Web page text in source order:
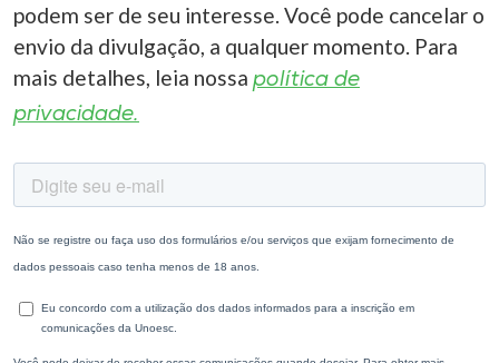
podem ser de seu interesse. Você pode cancelar o
envio da divulgação, a qualquer momento. Para
mais detalhes, leia nossa política de
privacidade.